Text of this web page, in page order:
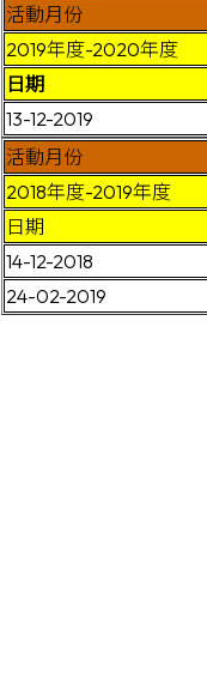
活動月份
2019年度-2020年度
日期
13-12-2019
活動月份
2018年度-2019年度
日期
14-12-2018
24-02-2019